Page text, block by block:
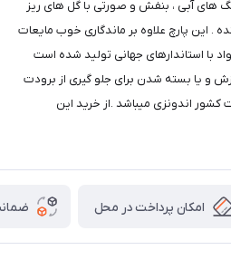
لیتر با تنوع رنگ های آبی ، بنفش و صورتی با گل های ریز
. این پارچ علاوه بر ماندگاری خوب مایعات
کیفیت مواد با استاندارهای جهانی تولید شده است
و یا بسته شدن برای جلو گیری از برودت
اندونزی میباشد .از خرید این
امکان پرداخت در محل